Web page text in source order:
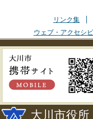
リンク集
ウェブ・アクセシ
大川市役所